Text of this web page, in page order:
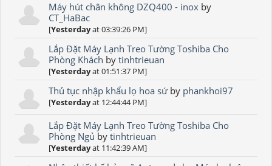
Máy hút chân không DZQ400 - inox by
CT_HaBac
[Yesterdayat 03:39:26 PM]
Lắp Đặt Máy Lạnh Treo Tường Toshiba Cho
Phòng Khách bytinhtrieuan
[Yesterdayat 01:51:37 PM]
Thủ tục nhập khẩu lọ hoa sứby phankhoi97
[Yesterdayat 12:44:44 PM]
Lắp Đặt Máy Lạnh Treo Tường Toshiba Cho
Phòng Ngủ bytinhtrieuan
[Yesterdayat 11:42:39 AM]